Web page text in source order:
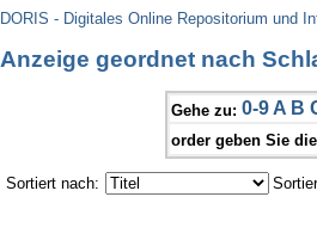
DORIS - Digitales Online Repositorium und
Anzeige geordnet nach
Gehe zu: 0-9 A B
order geben Sie
Sortiert nach: